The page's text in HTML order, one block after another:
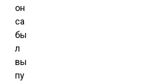
он
са
бы
л
вы
пу